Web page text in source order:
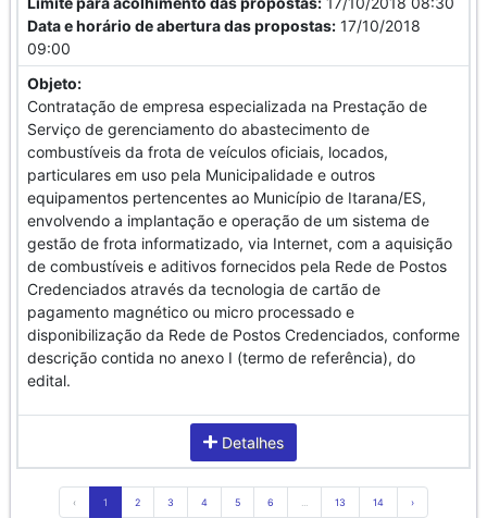
Data e horário de abertura das propostas: 17/10/2018
09:00
Objeto:
Contratação de empresa especializada na Prestação de
Serviço de gerenciamento do abastecimento de
combustíveis da frota de veículos oficiais, locados,
particulares em uso pela Municipalidade e outros
equipamentos pertencentes ao Município de Itarana/ES,
envolvendo a implantação e operação de um sistema de
gestão de frota informatizado, via Internet, com a aquisição
de combustíveis e aditivos fornecidos pela Rede de Postos
Credenciados através da tecnologia de cartão de
pagamento magnético ou micro processado e
disponibilização da Rede de Postos Credenciados, conforme
descrição contida no anexo I (termo de referência), do
edital.
Detalhes
‹ 1 2 3 4 5 6 13 14 ›